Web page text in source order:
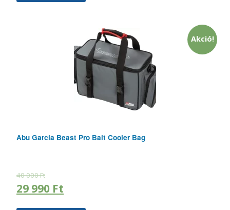
Akció!
Abu Garcia Beast Pro Bait Cooler Bag
40 000Ft
29 990 Ft